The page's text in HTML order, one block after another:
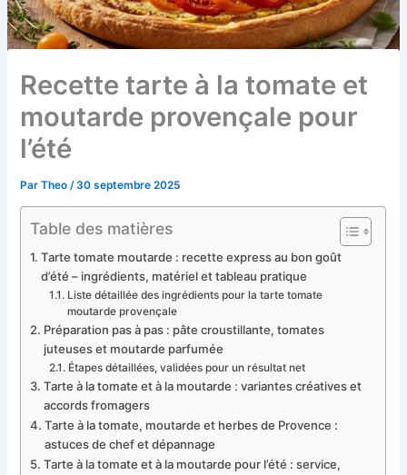
Recette tarte à la tomate et
moutarde provençale pour
l’été
ParTheo /30 septembre 2025
Table des matières
Tarte tomate moutarde : recette express au bon goût
d’été – ingrédients, matériel et tableau pratique
Liste détaillée des ingrédients pour la tarte tomate
moutarde provençale
Préparation pas à pas : pâte croustillante, tomates
juteuses et moutarde parfumée
Étapes détaillées, validées pour un résultat net
Tarte à la tomate et à la moutarde : variantes créatives et
accords fromagers
Tarte à la tomate, moutarde et herbes de Provence :
astuces de chef et dépannage
Tarte à la tomate et à la moutarde pour l’été : service,